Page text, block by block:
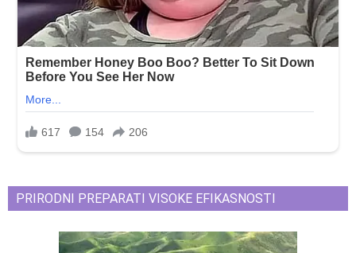
PRIRODNI PREPARATI VISOKE EFIKASNOSTI